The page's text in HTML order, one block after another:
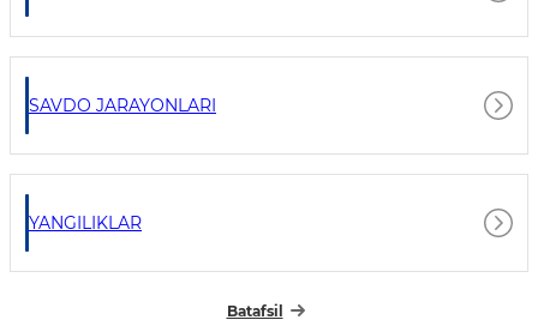
SAVDO JARAYONLARI
YANGILIKLAR
Batafsil